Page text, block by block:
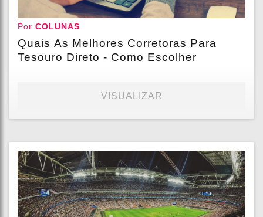
Por COLUNAS
Quais As Melhores Corretoras Para
Tesouro Direto - Como Escolher
VISUALIZAR